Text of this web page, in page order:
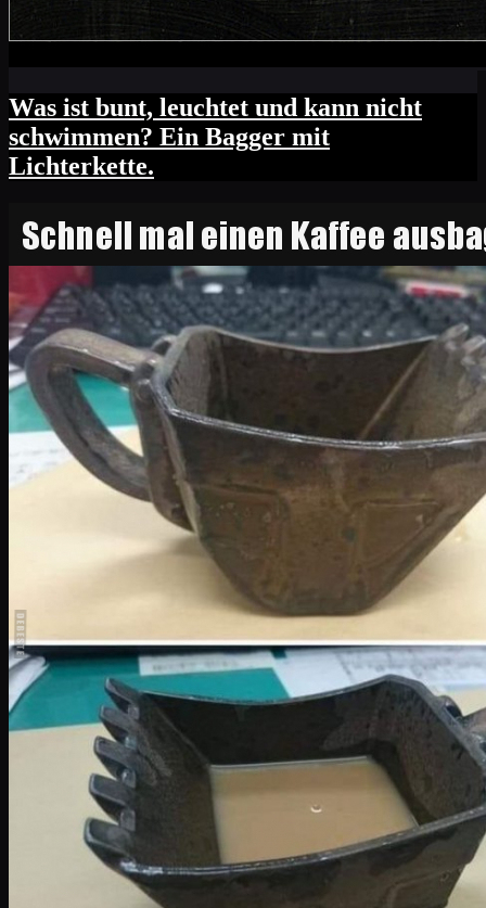
Was ist bunt, leuchtet und kann nicht
schwimmen? Ein Bagger mit
Lichterkette.